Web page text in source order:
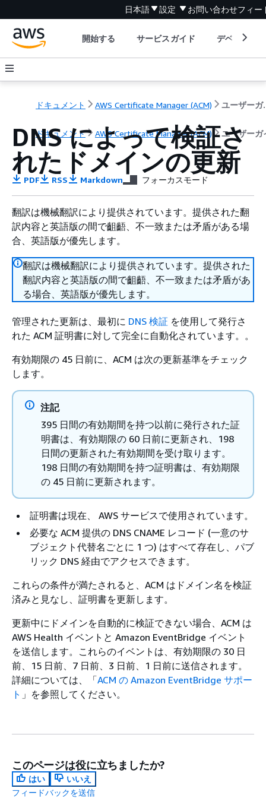
日本語 設定 お問い合わせフィー
開始する サービスガイド デベロッパ
ドキュメント AWS Certificate Manager (ACM) ユ
ドキュメント AWS Certificate Manager (ACM) ユーザーガ
DNS によって検証さ
れたドメインの更新
PDF RSS Markdown フォーカスモード
翻訳は機械翻訳により提供されています。提供された翻
訳内容と英語版の間で齟齬、不一致または矛盾がある場
合、英語版が優先します。
翻訳は機械翻訳により提供されています。提供された
翻訳内容と英語版の間で齟齬、不一致または矛盾があ
る場合、英語版が優先します。
管理された更新は、最初に DNS 検証 を使用して発行さ
れた ACM 証明書に対して完全に自動化されています。。
有効期限の 45 日前に、ACM は次の更新基準をチェック
します。
注記
395 日間の有効期間を持つ以前に発行された証
明書は、有効期限の 60 日前に更新され、198
日間の更新された有効期間を受け取ります。
198 日間の有効期間を持つ証明書は、有効期限
の 45 日前に更新されます。
証明書は現在、 AWS サービスで使用されています。
必要な ACM 提供の DNS CNAME レコード (一意のサ
ブジェクト代替名ごとに 1 つ) はすべて存在し、パブ
リック DNS 経由でアクセスできます。
これらの条件が満たされると、ACM はドメイン名を検証
済みと見なし、証明書を更新します。
更新中にドメインを自動的に検証できない場合、ACM は
AWS Health イベントと Amazon EventBridge イベント
を送信します。これらのイベントは、有効期限の 30 日
前、15 日前、7 日前、3 日前、1 日前に送信されます。
詳細については、「ACM の Amazon EventBridge サポー
ト 」を参照してください。
このページは役に立ちましたか?
はい
いいえ
フィードバックを送信